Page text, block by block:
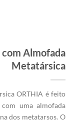
Almofada
Metatársica
ORTHIA é feito
uma almofada
dos metatarsos. O